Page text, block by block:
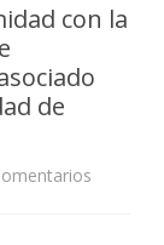
con la
de